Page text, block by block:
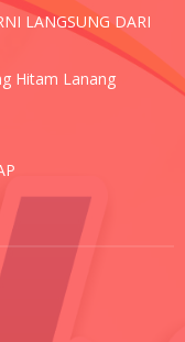
LANGSUNG DARI
Hitam Lanang